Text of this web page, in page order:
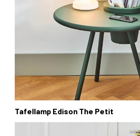
Tafellamp Edison The Petit